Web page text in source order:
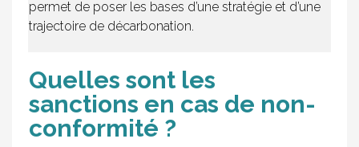
permet de poser les bases d’une stratégie et d’une
trajectoire de décarbonation.
Quelles sont les
sanctions en cas de non-
conformité ?